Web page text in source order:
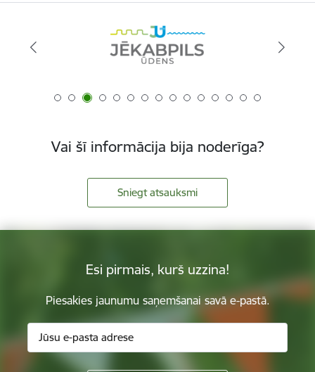
Vai šī informācija bija noderīga?
Sniegt atsauksmi
Esi pirmais, kurš uzzina!
Piesakies jaunumu saņemšanai savā e-pastā.